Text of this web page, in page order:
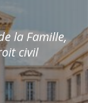
la Famille,
civil